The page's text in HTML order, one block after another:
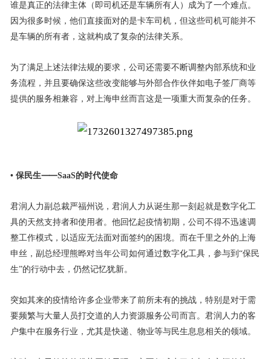
谁是真正的法律主体（即司机还是车辆所有人）成为了一个难点。
因为很多时候，他们直接面对的是卡车司机，但这些司机可能并不
是车辆的所有者，这就构成了复杂的法律关系。
为了满足上述法律法规的要求，公司还需要不断调整内部系统和业
务流程，并且要确保这些改变能够与外部合作伙伴如电子签厂商等
提供的服务相兼容，对上海申丝而言这是一项重大而复杂的任务。
• 保民生⸺SaaS的时代使命
君润人力副总裁严福州说，君润人力从诞生那一刻起就是数字化工
具的天然支持者和使用者。他回忆起疫情初期，公司不得不迅速调
整工作模式，以适应无法面对面签约的困境。而在千里之外的上海
申丝，副总经理熊晔对当年公司如何通过数字化工具，参与到“保民
生”的行动中去，仍然记忆犹新。
突如其来的疫情给许多企业带来了前所未有的挑战，特别是对于需
要频繁与大量人员打交道的人力资源服务公司而言。君润人力的客
户集中在服务行业，尤其是快递、物业等与民生息息相关的领域。